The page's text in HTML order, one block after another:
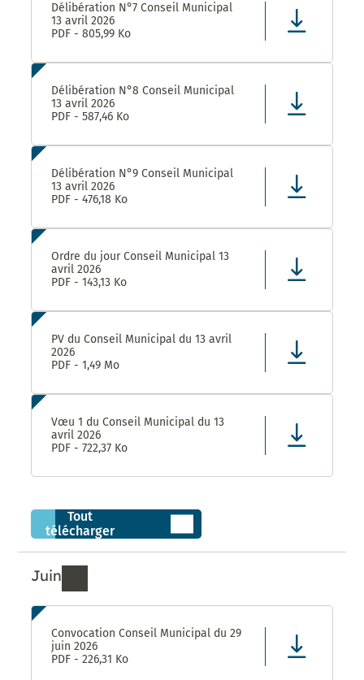
Délibération N°7 Conseil Municipal
13 avril 2026
PDF - 805,99 Ko
Délibération N°8 Conseil Municipal
13 avril 2026
PDF - 587,46 Ko
Délibération N°9 Conseil Municipal
13 avril 2026
PDF - 476,18 Ko
Ordre du jour Conseil Municipal 13
avril 2026
PDF - 143,13 Ko
PV du Conseil Municipal du 13 avril
2026
PDF - 1,49 Mo
Vœu 1 du Conseil Municipal du 13
avril 2026
PDF - 722,37 Ko
Tout
télécharger
Juin
Ressources de Juin 2026
Convocation Conseil Municipal du 29
juin 2026
PDF - 226,31 Ko